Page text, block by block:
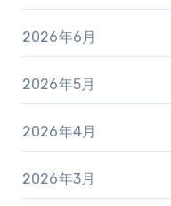
2026年6月
2026年5月
2026年4月
2026年3月